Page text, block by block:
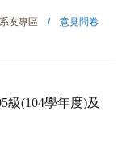
系友專區 / 意見問卷
級(104學年度)及